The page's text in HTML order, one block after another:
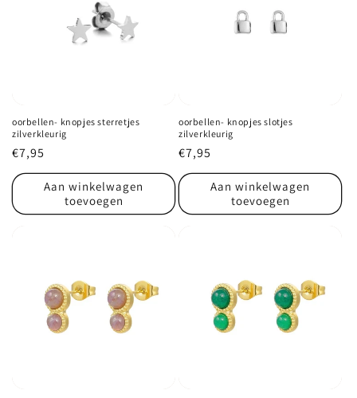
oorbellen- knopjes sterretjes
zilverkleurig
Normale
prijs
€7,95
Aan winkelwagen
toevoegen
oorbellen- knopjes slotjes
zilverkleurig
Normale
prijs
€7,95
Aan winkelwagen
toevoegen